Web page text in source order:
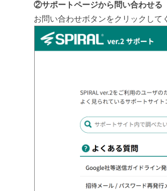
②サポートページから問い合わせる
お問い合わせボタンをクリックして